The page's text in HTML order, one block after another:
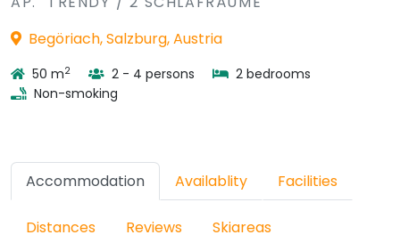
Begöriach, Salzburg, Austria
50 m2 2 - 4 persons
2 bedrooms
Non-smoking
Accommodation Availablity Facilities
Distances Reviews Skiareas